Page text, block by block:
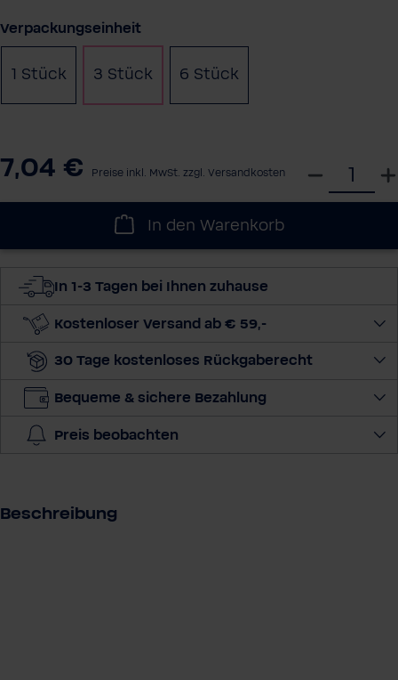
Verpackungseinheitauswählen
1 Stück 3 Stück 6 Stück
7,04 € Preise inkl. MwSt. zzgl. Versandkosten
W
e
e
g
In den Warenkorb
In 1-3 Tagen bei Ihnen zuhause
Kostenloser Versand ab € 59,-
30 Tage kostenloses Rückgaberecht
Bequeme & sichere Bezahlung
Preis beobachten
Beschreibung